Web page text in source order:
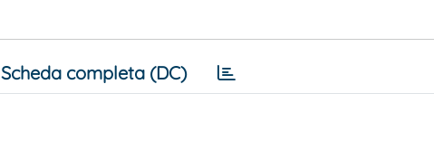
Scheda completa (DC)